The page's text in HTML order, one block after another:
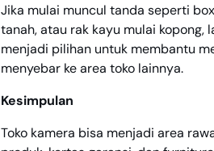
Jika mulai muncul tanda seperti
tanah, atau rak kayu mulai kopong,
menjadi pilihan untuk membantu
menyebar ke area toko lainnya.
Kesimpulan
Toko kamera bisa menjadi area